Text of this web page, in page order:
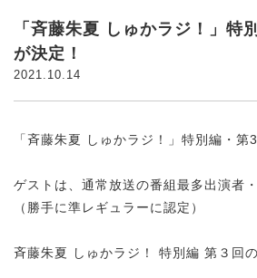
「斉藤朱夏 しゅかラジ！」特
が決定！
2021.10.14
「斉藤朱夏 しゅかラジ！」特別編・第
ゲストは、通常放送の番組最多出演者
（勝手に準レギュラーに認定）
斉藤朱夏 しゅかラジ！ 特別編 第３回